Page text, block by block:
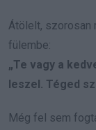
Átölelt, szorosan
fülembe:
„Te vagy a
leszel. Téged
Még fel sem